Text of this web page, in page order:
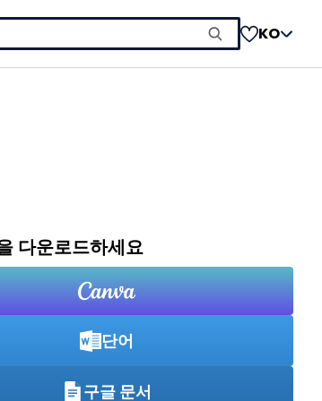
KO
다운로드하세요
단어
구글 문서